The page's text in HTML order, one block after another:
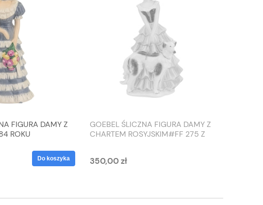
FIGURA DAMY Z
ROKU
Do koszyka
GOEBEL ŚLICZNA FIGURA DAMY Z
CHARTEM ROSYJSKIM#FF 275 Z
350,00 zł